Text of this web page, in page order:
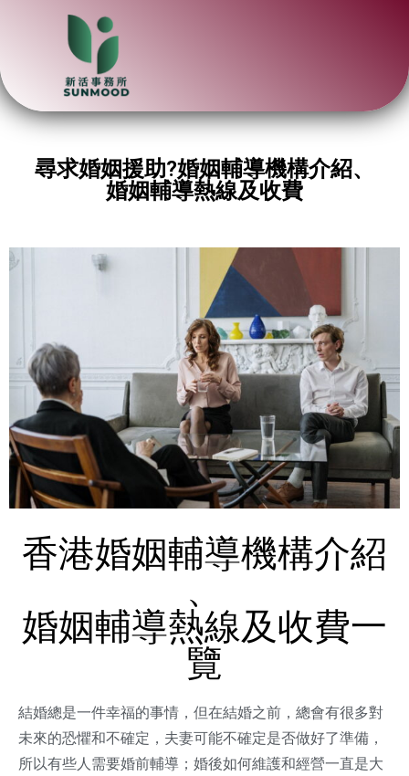
尋求婚姻援助?婚姻輔導機構介紹、
婚姻輔導熱線及收費
香港婚姻輔導機構介紹
、
婚姻輔導熱線及收費一
覽
結婚總是一件幸福的事情，但在結婚之前，總會有很多對
未來的恐懼和不確定，夫妻可能不確定是否做好了準備，
所以有些人需要婚前輔導；婚後如何維護和經營一直是大